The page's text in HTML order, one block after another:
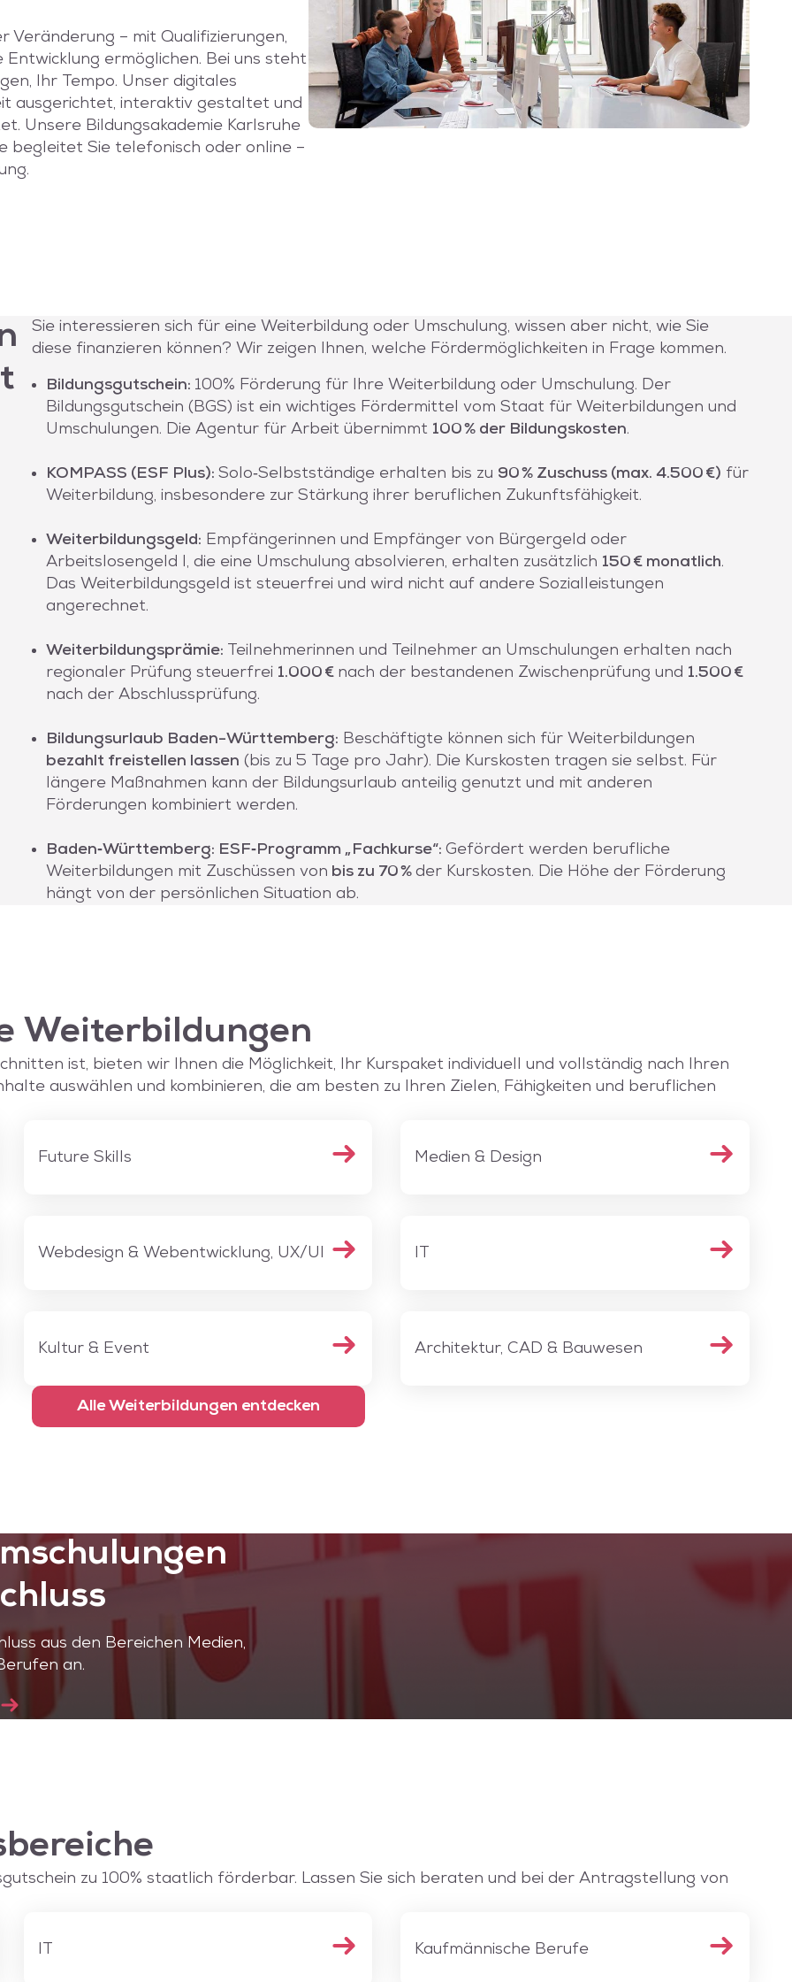
– mit Qualifizierungen,
ermöglichen. Bei uns steht
Ihr Tempo. Unser digitales
ausgerichtet, interaktiv gestaltet und
Unsere Bildungsakademie Karlsruhe
begleitet Sie telefonisch oder online –
Sie interessieren sich für eine Weiterbildung oder Umschulung, wissen aber nicht, wie Sie
diese finanzieren können? Wir zeigen Ihnen, welche Fördermöglichkeiten in Frage kommen.
Bildungsgutschein: 100% Förderung für Ihre Weiterbildung oder Umschulung. Der
Bildungsgutschein (BGS) ist ein wichtiges Fördermittel vom Staat für Weiterbildungen und
Umschulungen. Die Agentur für Arbeit übernimmt 100 % der Bildungskosten.
KOMPASS (ESF Plus): Solo‑Selbstständige erhalten bis zu 90 % Zuschuss (max. 4.500 €) für
Weiterbildung, insbesondere zur Stärkung ihrer beruflichen Zukunftsfähigkeit.
Weiterbildungsgeld: Empfängerinnen und Empfänger von Bürgergeld oder
Arbeitslosengeld I, die eine Umschulung absolvieren, erhalten zusätzlich 150 € monatlich.
Das Weiterbildungsgeld ist steuerfrei und wird nicht auf andere Sozialleistungen
angerechnet.
Weiterbildungsprämie: Teilnehmerinnen und Teilnehmer an Umschulungen erhalten nach
regionaler Prüfung steuerfrei 1.000 € nach der bestandenen Zwischenprüfung und 1.500 €
nach der Abschlussprüfung.
Bildungsurlaub Baden-Württemberg: Beschäftigte können sich für Weiterbildungen
bezahlt freistellen lassen (bis zu 5 Tage pro Jahr). Die Kurskosten tragen sie selbst. Für
längere Maßnahmen kann der Bildungsurlaub anteilig genutzt und mit anderen
Förderungen kombiniert werden.
Baden‑Württemberg: ESF‑Programm „Fachkurse“: Gefördert werden berufliche
Weiterbildungen mit Zuschüssen von bis zu 70 % der Kurskosten. Die Höhe der Förderung
hängt von der persönlichen Situation ab.
Weiterbildungen
ist, bieten wir Ihnen die Möglichkeit, Ihr Kurspaket individuell und vollständig nach Ihren
auswählen und kombinieren, die am besten zu Ihren Zielen, Fähigkeiten und beruflichen
Future Skills Medien & Design
Webdesign & Webentwicklung, UX/UI
Kultur & Event Architektur, CAD & Bauwesen
Alle Weiterbildungen entdecken
aus den Bereichen Medien,
an.
zu 100% staatlich förderbar. Lassen Sie sich beraten und bei der Antragstellung von
Kaufmännische Berufe